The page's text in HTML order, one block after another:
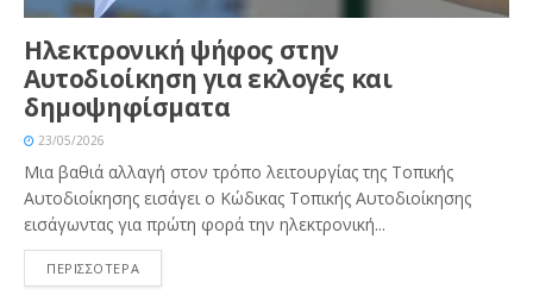
Ηλεκτρονική ψήφος στην
Αυτοδιοίκηση για εκλογές και
δημοψηφίσματα
23/05/2026
Μια βαθιά αλλαγή στον τρόπο λειτουργίας της Τοπικής
Αυτοδιοίκησης εισάγει ο Κώδικας Τοπικής Αυτοδιοίκησης
εισάγωντας για πρώτη φορά την ηλεκτρονική...
ΠΕΡΙΣΣΟΤΕΡΑ